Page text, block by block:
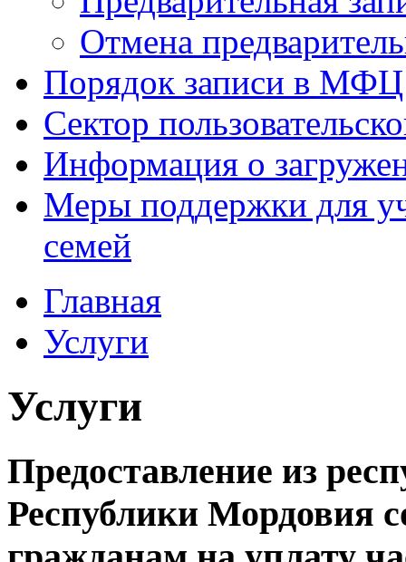
Отмена
Порядок записи в МФЦ
Сектор
Информация о
Меры поддержки для
семей
Главная
Услуги
Услуги
Предоставление из
Республики Мордовия